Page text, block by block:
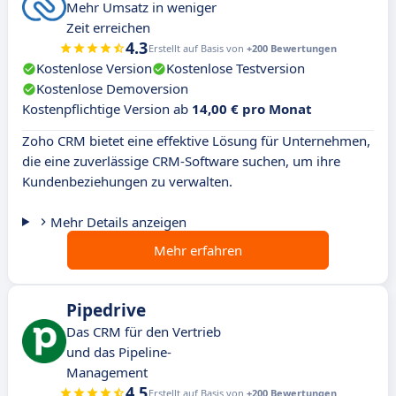
Mehr Umsatz in weniger
Zeit erreichen
4.3Erstellt auf Basis von +200 Bewertungen
Kostenlose Version
Kostenlose Testversion
Kostenlose Demoversion
Kostenpflichtige Version ab 14,00 € pro Monat
Zoho CRM bietet eine effektive Lösung für Unternehmen,
die eine zuverlässige CRM-Software suchen, um ihre
Kundenbeziehungen zu verwalten.
Mehr Details anzeigen
Mehr erfahren
Pipedrive
Das CRM für den Vertrieb
und das Pipeline-
Management
Erstellt auf Basis von +200 Bewertungen